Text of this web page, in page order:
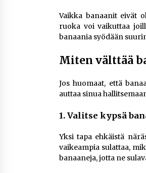
Vaikka banaanit eivät
ruoka voi vaikuttaa
banaania syödään
Miten välttää
Jos huomaat, että
auttaa sinua
1. Valitse kypsä
Yksi tapa ehkäistä
vaikeampia sulattaa,
banaaneja, jotta ne